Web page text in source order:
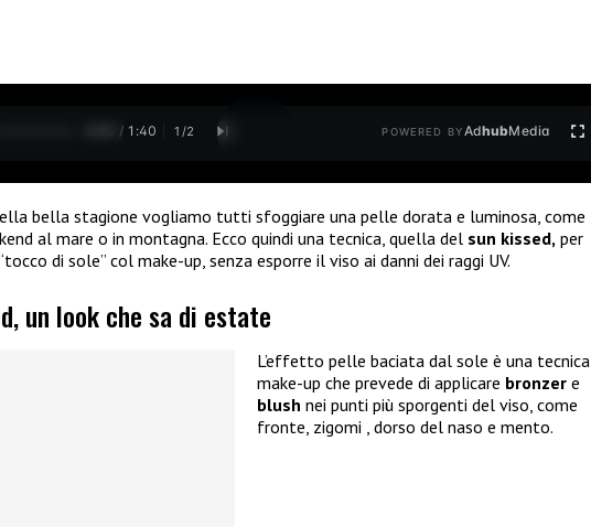
0:06 / 1:40 1 /2 POWERED BYAdhubMedia
bella stagione vogliamo tutti sfoggiare una pelle dorata e luminosa, come
al mare o in montagna. Ecco quindi una tecnica, quella del sun kissed, per
di sole” col make-up, senza esporre il viso ai danni dei raggi UV.
un look che sa di estate
L’effetto pelle baciata dal sole è una tecnica
make-up che prevede di applicare bronzer e
blush nei punti più sporgenti del viso, come
fronte, zigomi , dorso del naso e mento.